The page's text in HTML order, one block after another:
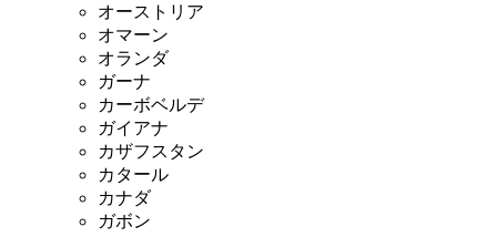
オーストリア
オマーン
オランダ
ガーナ
カーボベルデ
ガイアナ
カザフスタン
カタール
カナダ
ガボン